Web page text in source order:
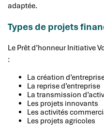
adaptée.
Types de projets
Le Prêt d’honneur Initiative
:
La création
La reprise d’entreprise
La transmission
Les projets innovants
Les activités
Les projets agricoles